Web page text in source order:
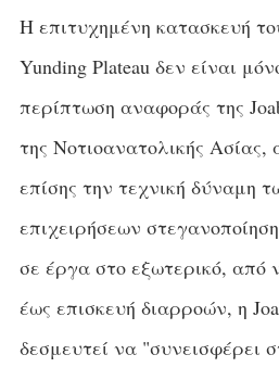
Η επιτυχημένη κατασκευή
Yunding Plateau δεν είναι
περίπτωση αναφοράς της
της Νοτιοανατολικής Ασίας,
επίσης την τεχνική δύναμη
επιχειρήσεων
σε έργα στο εξωτερικό, από
έως επισκευή διαρροών, η
δεσμευτεί να "συνεισφέρει